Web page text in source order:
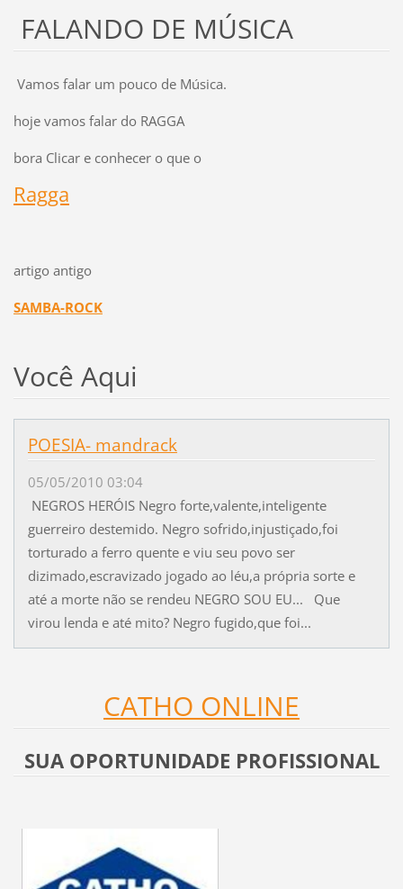
FALANDO DE MÚSICA
Vamos falar um pouco de Música.
hoje vamos falar do RAGGA
bora Clicar e conhecer o que o
Ragga
artigo antigo
SAMBA-ROCK
Você Aqui
POESIA- mandrack
05/05/2010 03:04
NEGROS HERÓIS Negro forte,valente,inteligente
guerreiro destemido. Negro sofrido,injustiçado,foi
torturado a ferro quente e viu seu povo ser
dizimado,escravizado jogado ao léu,a própria sorte e
até a morte não se rendeu NEGRO SOU EU... Que
virou lenda e até mito? Negro fugido,que foi...
CATHO ONLINE
SUA OPORTUNIDADE PROFISSIONAL